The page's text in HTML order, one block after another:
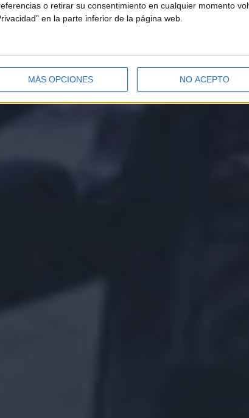
o retirar su consentimiento en cualquier momento
en la parte inferior de la página web.
MÁS OPCIONES NO ACEPTO